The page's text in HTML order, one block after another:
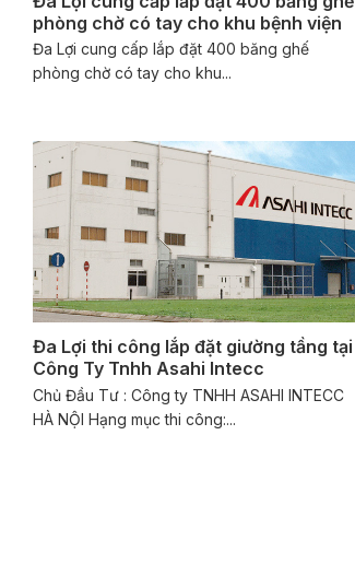
phòng chờ có tay cho khu bệnh viện
Đa Lợi cung cấp lắp đặt 400 băng ghế
phòng chờ có tay cho khu...
Đa Lợi thi công lắp đặt giường tầng tại
Công Ty Tnhh Asahi Intecc
Chủ Đầu Tư : Công ty TNHH ASAHI INTECC
HÀ NỘI Hạng mục thi công:...